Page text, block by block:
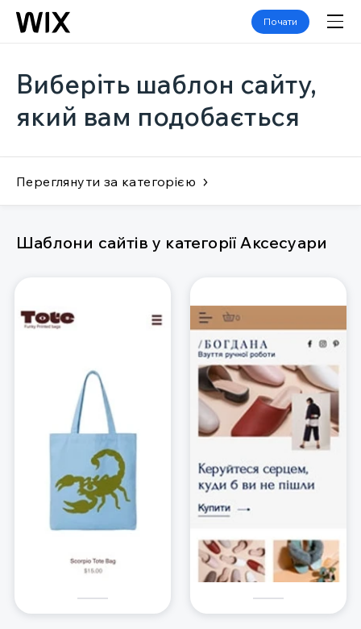
Почати
Виберіть шаблон сайту,
який вам подобається
Переглянути за категорією
Шаблони сайтів у категорії Аксесуари